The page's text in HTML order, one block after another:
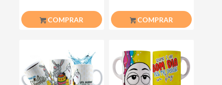
COMPRAR COMPRAR